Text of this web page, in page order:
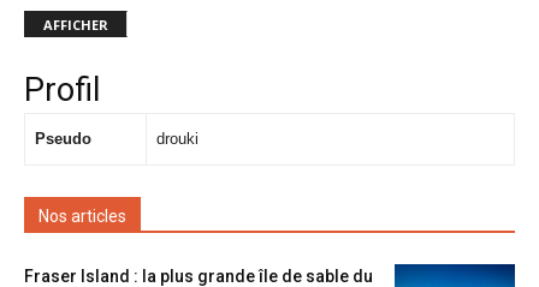
AFFICHER
Profil
Pseudo drouki
Nos articles
Fraser Island : la plus grande île de sable du